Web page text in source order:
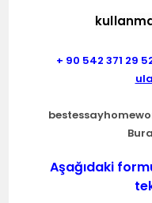
+ 90 542 371 29
Aşağıdaki